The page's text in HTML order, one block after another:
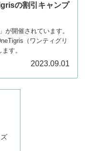
の割引キャンプ
が開催されています。
（ワンティグリ
す。
2023.09.01